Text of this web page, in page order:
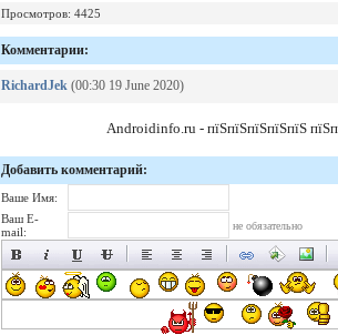
Просмотров: 4425
Комментарии:
RichardJek (00:30 19 June 2020)
Androidinfo.ru - пїЅпїЅпїЅпїЅпїЅ
Добавить комментарий:
Ваше Имя:
Ваш E-
mail:
не обязательно